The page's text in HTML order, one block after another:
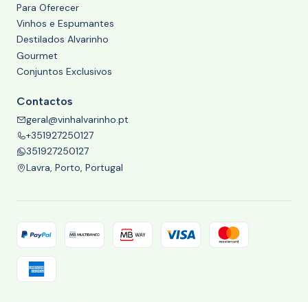
Para Oferecer
Vinhos e Espumantes
Destilados Alvarinho
Gourmet
Conjuntos Exclusivos
Contactos
geral@vinhalvarinho.pt
+351927250127
351927250127
Lavra, Porto, Portugal